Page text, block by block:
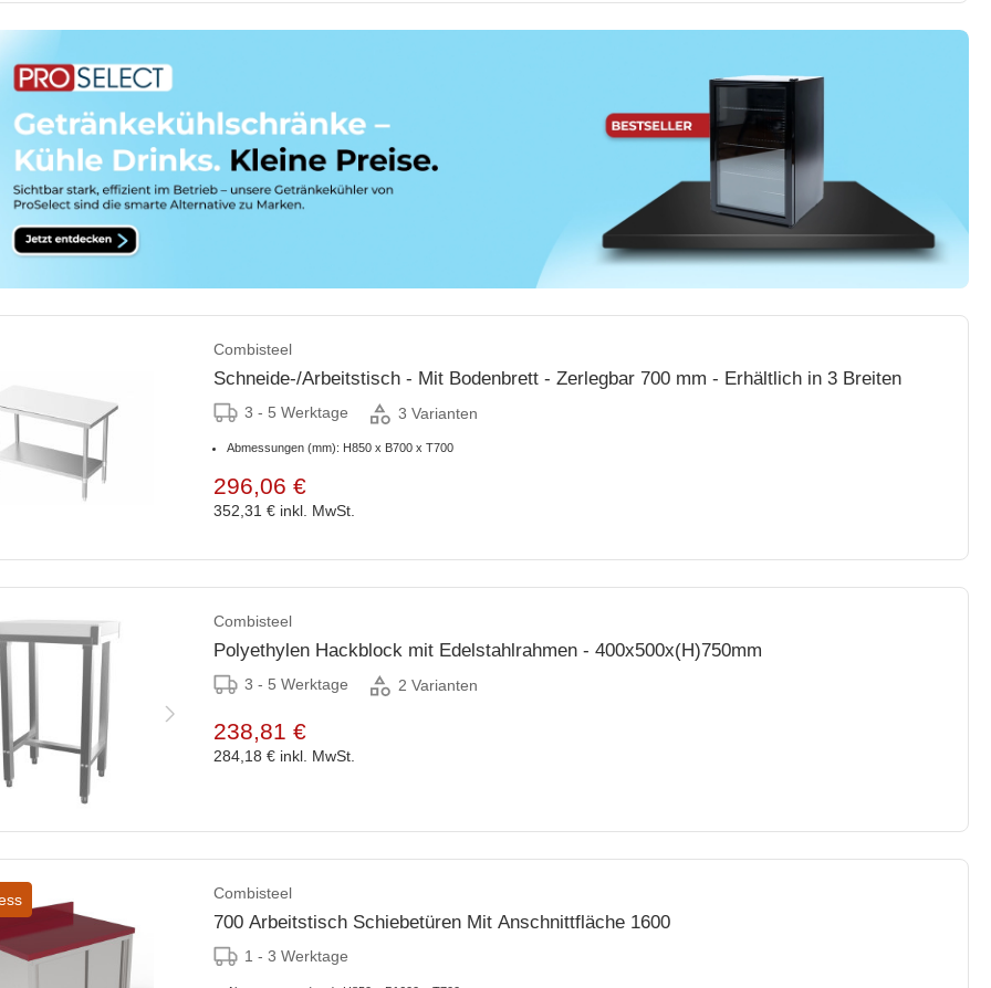
Combisteel
Schneide-/Arbeitstisch - Mit Bodenbrett - Zerlegbar 700 mm - Erhältlich in 3 Breiten
3 - 5 Werktage 3 Varianten
Abmessungen (mm): H850 x B700 x T700
296,06 €
352,31 € inkl. MwSt.
Combisteel
Polyethylen Hackblock mit Edelstahlrahmen - 400x500x(H)750mm
3 - 5 Werktage 2 Varianten
238,81 €
284,18 € inkl. MwSt.
Combisteel
700 Arbeitstisch Schiebetüren Mit Anschnittfläche 1600
1 - 3 Werktage